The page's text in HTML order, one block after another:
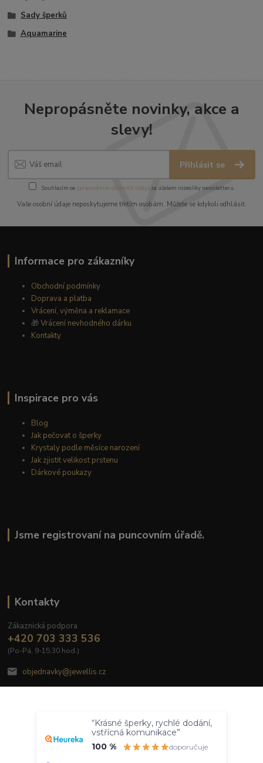
Sady šperků
Aquamarine
Nepropásněte novinky, akce a
slevy!
Přihlásit se
Souhlasím se zpracováním osobních údajůza účelem rozesílky newsletteru.
Vaše osobní údaje neposkytujeme třetím osobám. Můžete se kdykoli odhlásit.
Informace pro zákazníky
Obchodní podmínky
Doprava a platba
Vrácení, výměna a reklamace
🎁Vrácení nevhodného dárku
Kontakty
Inspirace pro vás
Blog
Jak pečovat o šperky
Krystaly podle měsíce narození
Jak zjistit velikost prstenu
Dárkové poukazy
Jsme registrovaní na puncovním úřadě.
Kontakty
Zákaznická podpora
+420 703 333 536
(Po-Pá, 9-15:30 hod.)
objednavky@jewellis.cz
Nastavení Souhlasím
“Krásné šperky, rychlé dodání,
vstřícná komunikace”
100 %
doporučuje